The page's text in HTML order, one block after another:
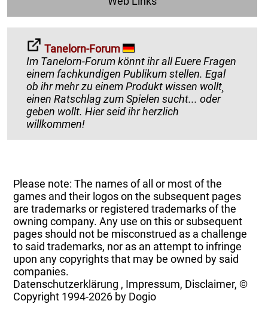
Tanelorn-Forum
Im Tanelorn-Forum könnt ihr all Euere Fragen
einem fachkundigen Publikum stellen. Egal
ob ihr mehr zu einem Produkt wissen wollt¸
einen Ratschlag zum Spielen sucht... oder
geben wollt. Hier seid ihr herzlich
willkommen!
Please note: The names of all or most of the
games and their logos on the subsequent pages
are trademarks or registered trademarks of the
owning company. Any use on this or subsequent
pages should not be misconstrued as a challenge
to said trademarks, nor as an attempt to infringe
upon any copyrights that may be owned by said
companies.
Datenschutzerklärung , Impressum, Disclaimer, ©
Copyright 1994-2026 by Dogio